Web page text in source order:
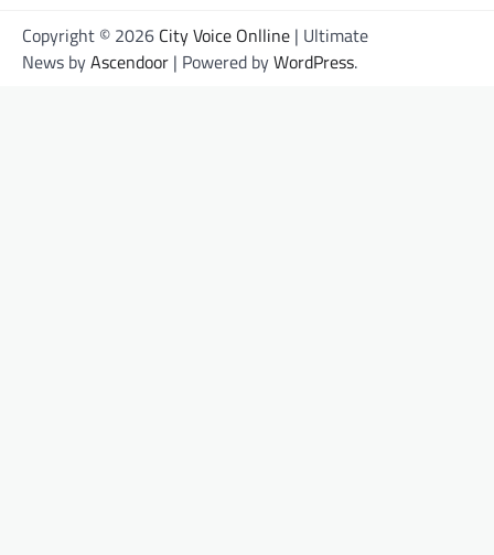
Copyright © 2026 City Voice Onlline | Ultimate
News byAscendoor | Powered byWordPress.